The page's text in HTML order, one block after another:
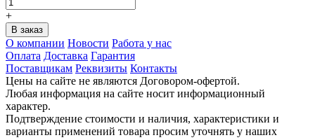
+
О компании Новости Работа у нас
Оплата Доставка Гарантия
Поставщикам Реквизиты Контакты
Цены на сайте не являются Договором-офертой.
Любая информация на сайте носит информационный
характер.
Подтверждение стоимости и наличия, характеристики и
варианты применений товара просим уточнять у наших